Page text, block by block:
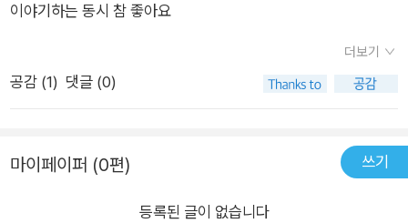
이야기하는 동시 참 좋아요
더보기
공감 (1) 댓글 (0)
마이페이퍼 (0편) 쓰기
등록된 글이 없습니다